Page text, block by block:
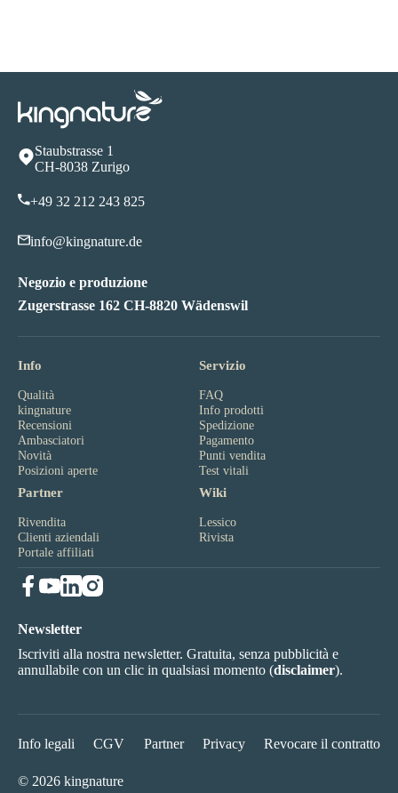
Staubstrasse 1
CH-8038 Zurigo
+49 32 212 243 825
info@kingnature.de
Negozio e produzione
Zugerstrasse 162 CH-8820 Wädenswil
Info
Qualità
kingnature
Recensioni
Ambasciatori
Novità
Posizioni aperte
Servizio
FAQ
Info prodotti
Spedizione
Pagamento
Punti vendita
Test vitali
Partner
Rivendita
Clienti aziendali
Portale affiliati
Wiki
Lessico
Rivista
Newsletter
Iscriviti alla nostra newsletter. Gratuita, senza pubblicità e
annullabile con un clic in qualsiasi momento (disclaimer).
Info legali CGV Partner Privacy Revocare il contratto
© 2026 kingnature